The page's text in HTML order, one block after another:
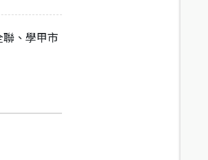
、學甲市